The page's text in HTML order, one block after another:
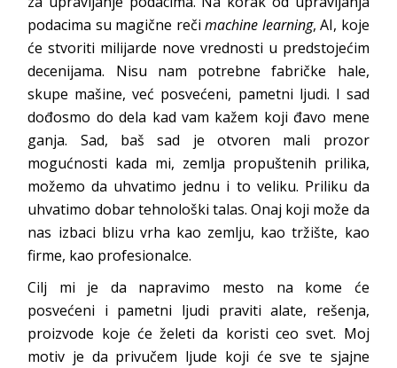
podacima su magične rečimachine learning, AI, koje
će stvoriti milijarde nove vrednosti u predstojećim
decenijama. Nisu nam potrebne fabričke hale,
skupe mašine, već posvećeni, pametni ljudi. I sad
dođosmo do dela kad vam kažem koji đavo mene
ganja. Sad, baš sad je otvoren mali prozor
mogućnosti kada mi, zemlja propuštenih prilika,
možemo da uhvatimo jednu i to veliku. Priliku da
uhvatimo dobar tehnološki talas. Onaj koji može da
nas izbaci blizu vrha kao zemlju, kao tržište, kao
firme, kao profesionalce.
Cilj mi je da napravimo mesto na kome će
posvećeni i pametni ljudi praviti alate, rešenja,
proizvode koje će želeti da koristi ceo svet. Moj
motiv je da privučem ljude koji će sve te sjajne